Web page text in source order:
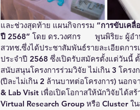
และช่วงสุดท้าย แผนกิจกรรม “การขับเคลื่
ปี 2568” โดย ดร.วงศกร       พูนพิริยะ
สวทช.ซึ่งได้ประชาสัมพันธ์รายละเอียดกา
ประจำปี 2568 ซึ่งเปิดรับสมัครตั้งแต่วันนี้
สนับสนุนโครงการร่วมวิจัย ไม่เกิน 3 โคร
(ปีละไม่เกิน 2 ล้านบาทต่อโครงการ) นอก
& Lab Visit เพื่อเปิดโอกาสให้นักวิจัยได้
Virtual Research Group หรือ Cluster ใ